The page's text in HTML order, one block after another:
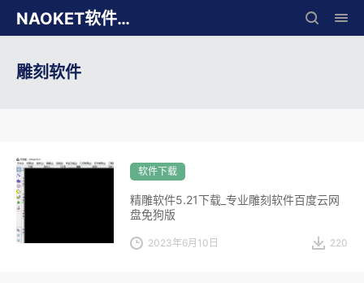
NAOKET软件库
雕刻软件
软件下载
精雕软件5.21下载_专业雕刻软件百度云网
盘免狗版
2023年6月10日 220